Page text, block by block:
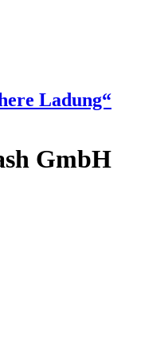
GmbH
Ladung“